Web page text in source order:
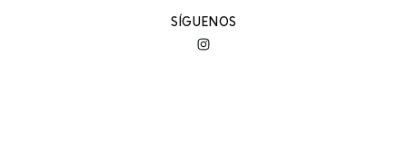
SÍGUENOS